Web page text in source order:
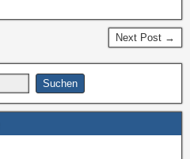
Next Post →